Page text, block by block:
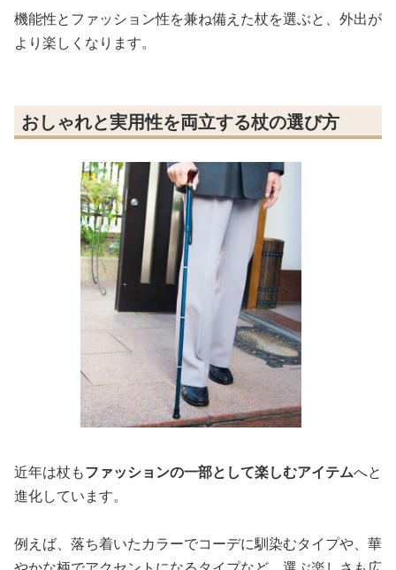
機能性とファッション性を兼ね備えた杖を選ぶと、外出が
より楽しくなります。
おしゃれと実用性を両立する杖の選び方
近年は杖もファッションの一部として楽しむアイテムへと
進化しています。
例えば、落ち着いたカラーでコーデに馴染むタイプや、華